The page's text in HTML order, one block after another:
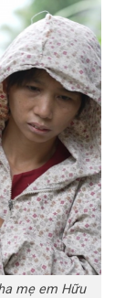
mẹ em Hữu